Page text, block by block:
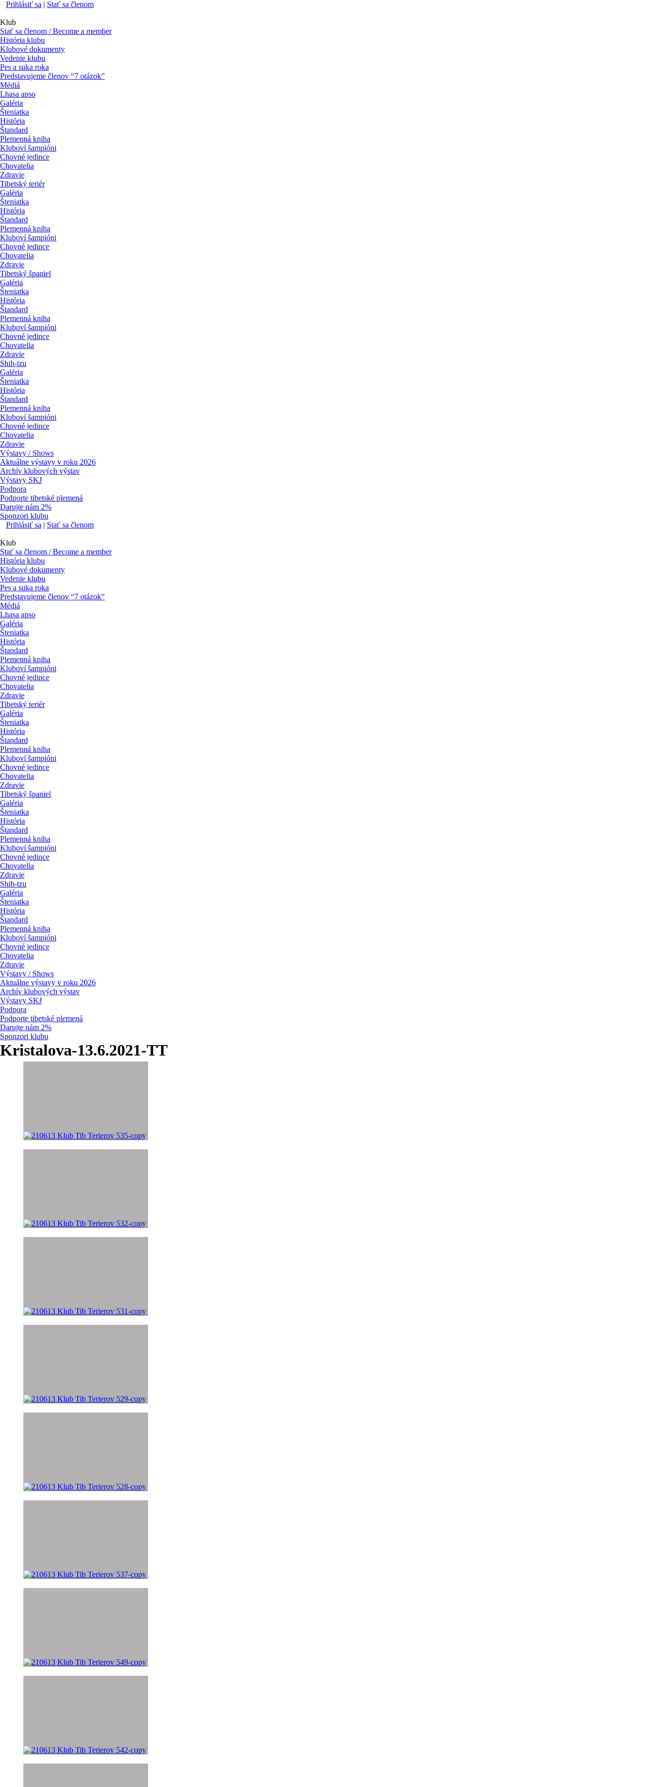
Prihlásiť sa | Stať sa členom
Klub
Stať sa členom / Become a member
História klubu
Klubové dokumenty
Vedenie klubu
Pes a suka roka
Predstavujeme členov “7 otázok”
Médiá
Lhasa apso
Galéria
Šteniatka
História
Štandard
Plemenná kniha
Kluboví šampióni
Chovné jedince
Chovatelia
Zdravie
Tibetský teriér
Galéria
Šteniatka
História
Štandard
Plemenná kniha
Kluboví šampióni
Chovné jedince
Chovatelia
Zdravie
Tibetský španiel
Galéria
Šteniatka
História
Štandard
Plemenná kniha
Kluboví šampióni
Chovné jedince
Chovatelia
Zdravie
Shih-tzu
Galéria
Šteniatka
História
Štandard
Plemenná kniha
Kluboví šampióni
Chovné jedince
Chovatelia
Zdravie
Výstavy / Shows
Aktuálne výstavy v roku 2026
Archív klubových výstav
Výstavy SKJ
Podpora
Podporte tibetské plemená
Darujte nám 2%
Sponzori klubu
Prihlásiť sa | Stať sa členom
Klub
Stať sa členom / Become a member
História klubu
Klubové dokumenty
Vedenie klubu
Pes a suka roka
Predstavujeme členov “7 otázok”
Médiá
Lhasa apso
Galéria
Šteniatka
História
Štandard
Plemenná kniha
Kluboví šampióni
Chovné jedince
Chovatelia
Zdravie
Tibetský teriér
Galéria
Šteniatka
História
Štandard
Plemenná kniha
Kluboví šampióni
Chovné jedince
Chovatelia
Zdravie
Tibetský španiel
Galéria
Šteniatka
História
Štandard
Plemenná kniha
Kluboví šampióni
Chovné jedince
Chovatelia
Zdravie
Shih-tzu
Galéria
Šteniatka
História
Štandard
Plemenná kniha
Kluboví šampióni
Chovné jedince
Chovatelia
Zdravie
Výstavy / Shows
Aktuálne výstavy v roku 2026
Archív klubových výstav
Výstavy SKJ
Podpora
Podporte tibetské plemená
Darujte nám 2%
Sponzori klubu
Kristalova-13.6.2021-TT